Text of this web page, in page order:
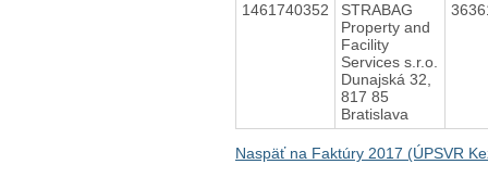
1461740352
STRABAG
Property and
Facility
Services s.r.o.
Dunajská 32,
817 85
Bratislava
Naspäť na Faktúry 2017 (ÚPSVR